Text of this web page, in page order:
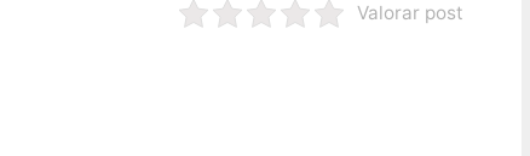
Valorar post